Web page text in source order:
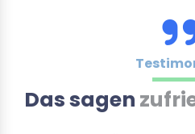
Das sagen